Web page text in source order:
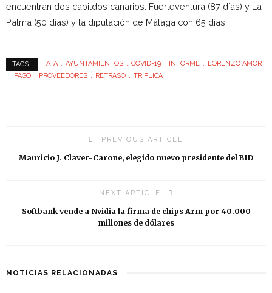
encuentran dos cabildos canarios: Fuerteventura (87 días) y La
Palma (50 días) y la diputación de Málaga con 65 días.
TAGS : ATA AYUNTAMIENTOS COVID-19 INFORME
LORENZO AMOR
PAGO
PROVEEDORES RETRASO TRIPLICA
PREVIOUS ARTICLE
Mauricio J. Claver-Carone, elegido nuevo presidente del BID
NEXT ARTICLE
Softbank vende a Nvidia la firma de chips Arm por 40.000
millones de dólares
NOTICIAS RELACIONADAS